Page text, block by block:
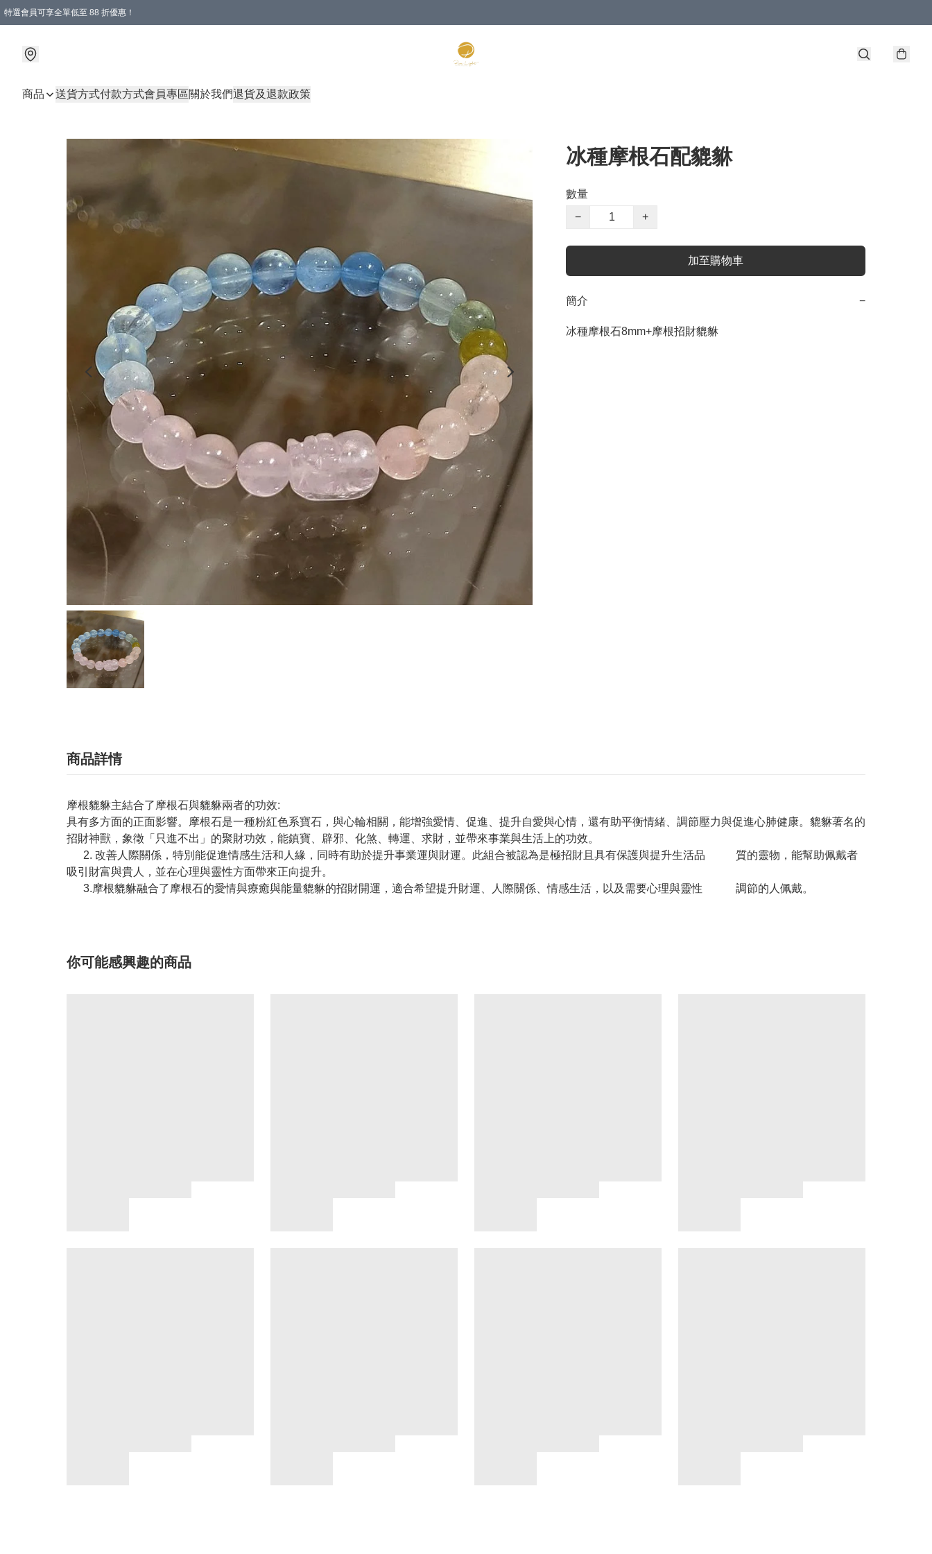
特選會員可享全單低至 88 折優惠！
商品 送貨方式付款方式會員專區關於我們退貨及退款政策
冰種摩根石配貔貅
數量
−
+
加至購物車
簡介 −
冰種摩根石8mm+摩根招財貔貅
商品詳情
摩根貔貅主結合了摩根石與貔貅兩者的功效:
具有多方面的正面影響。摩根石是一種粉紅色系寶石，與心輪相關，能增強愛情、促進、提升自愛與心情，還有助平衡情緒、調節壓力與促進心肺健康。貔貅著名的
招財神獸，象徵「只進不出」的聚財功效，能鎮寶、辟邪、化煞、轉運、求財，並帶來事業與生活上的功效。
2. 改善人際關係，特別能促進情感生活和人緣，同時有助於提升事業運與財運。此組合被認為是極招財且具有保護與提升生活品 質的靈物，能幫助佩戴者
吸引財富與貴人，並在心理與靈性方面帶來正向提升。
3.摩根貔貅融合了摩根石的愛情與療癒與能量貔貅的招財開運，適合希望提升財運、人際關係、情感生活，以及需要心理與靈性 調節的人佩戴。
你可能感興趣的商品